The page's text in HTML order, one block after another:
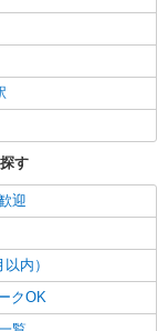
す
迎
内）
クOK